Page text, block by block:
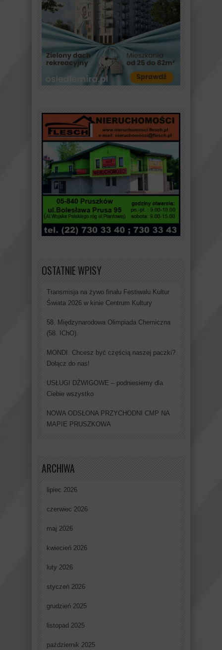
OSTATNIE WPISY
Transmisja na żywo finału Festiwalu Kultur
Świata 2026 w kinie Centrum Kultury
58. Międzynarodowa Olimpiada Chemiczna
(58. IChO).
MONDI. Chcesz być częścią naszej paczki?
Dołącz do nas!
USŁUGI DŹWIGOWE – podniesiemy dla
Ciebie wszystko
NOWA ODSŁONA PRZYCHODNI CMP NA
MAPIE PRUSZKOWA
ARCHIWA
lipiec 2026
czerwiec 2026
maj 2026
kwiecień 2026
luty 2026
styczeń 2026
grudzień 2025
listopad 2025
październik 2025